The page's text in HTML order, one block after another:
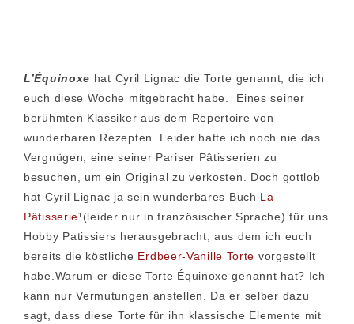
L’Équinoxe hat Cyril Lignac die Torte genannt, die ich
euch diese Woche mitgebracht habe. Eines seiner
berühmten Klassiker aus dem Repertoire von
wunderbaren Rezepten. Leider hatte ich noch nie das
Vergnügen, eine seiner Pariser Pâtisserien zu
besuchen, um ein Original zu verkosten. Doch gottlob
hat Cyril Lignac ja sein wunderbares Buch La
Pâtisserie¹(leider nur in französischer Sprache) für uns
Hobby Patissiers herausgebracht, aus dem ich euch
bereits die köstliche Erdbeer-Vanille Torte vorgestellt
habe.Warum er diese Torte Équinoxe genannt hat? Ich
kann nur Vermutungen anstellen. Da er selber dazu
sagt, dass diese Torte für ihn klassische Elemente mit